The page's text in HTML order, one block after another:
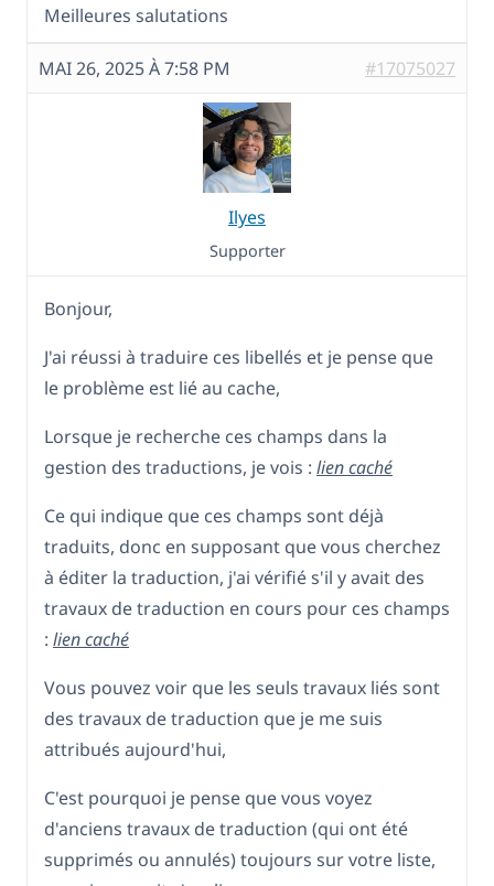
Meilleures salutations
MAI 26, 2025 À 7:58 PM #17075027
Ilyes
Supporter
Bonjour,
J'ai réussi à traduire ces libellés et je pense que
le problème est lié au cache,
Lorsque je recherche ces champs dans la
gestion des traductions, je vois : lien caché
Ce qui indique que ces champs sont déjà
traduits, donc en supposant que vous cherchez
à éditer la traduction, j'ai vérifié s'il y avait des
travaux de traduction en cours pour ces champs
: lien caché
Vous pouvez voir que les seuls travaux liés sont
des travaux de traduction que je me suis
attribués aujourd'hui,
C'est pourquoi je pense que vous voyez
d'anciens travaux de traduction (qui ont été
supprimés ou annulés) toujours sur votre liste,